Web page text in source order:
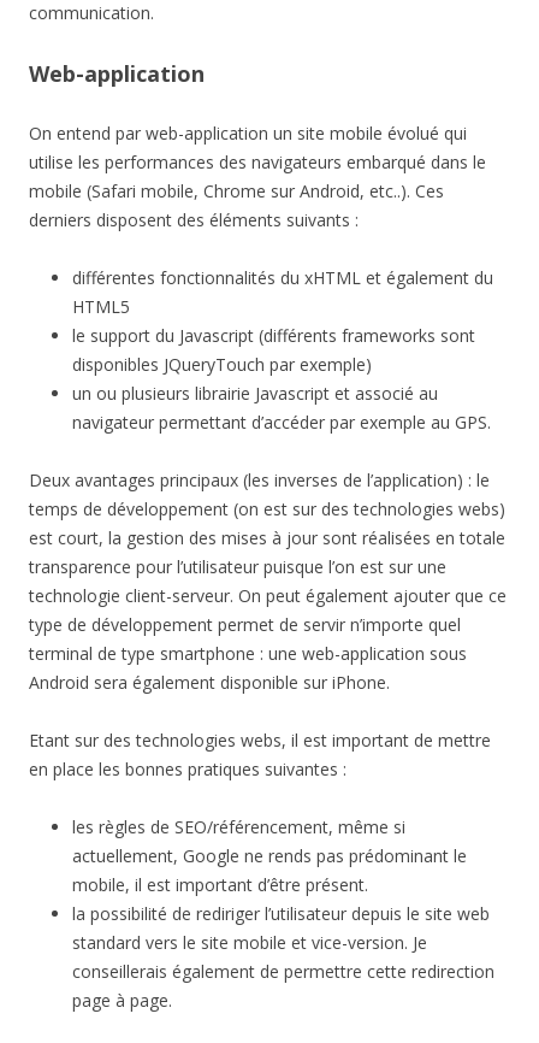
communication.
Web-application
On entend par web-application un site mobile évolué qui
utilise les performances des navigateurs embarqué dans le
mobile (Safari mobile, Chrome sur Android, etc..). Ces
derniers disposent des éléments suivants :
différentes fonctionnalités du xHTML et également du
HTML5
le support du Javascript (différents frameworks sont
disponibles JQueryTouch par exemple)
un ou plusieurs librairie Javascript et associé au
navigateur permettant d’accéder par exemple au GPS.
Deux avantages principaux (les inverses de l’application) : le
temps de développement (on est sur des technologies webs)
est court, la gestion des mises à jour sont réalisées en totale
transparence pour l’utilisateur puisque l’on est sur une
technologie client-serveur. On peut également ajouter que ce
type de développement permet de servir n’importe quel
terminal de type smartphone : une web-application sous
Android sera également disponible sur iPhone.
Etant sur des technologies webs, il est important de mettre
en place les bonnes pratiques suivantes :
les règles de SEO/référencement, même si
actuellement, Google ne rends pas prédominant le
mobile, il est important d’être présent.
la possibilité de rediriger l’utilisateur depuis le site web
standard vers le site mobile et vice-version. Je
conseillerais également de permettre cette redirection
page à page.